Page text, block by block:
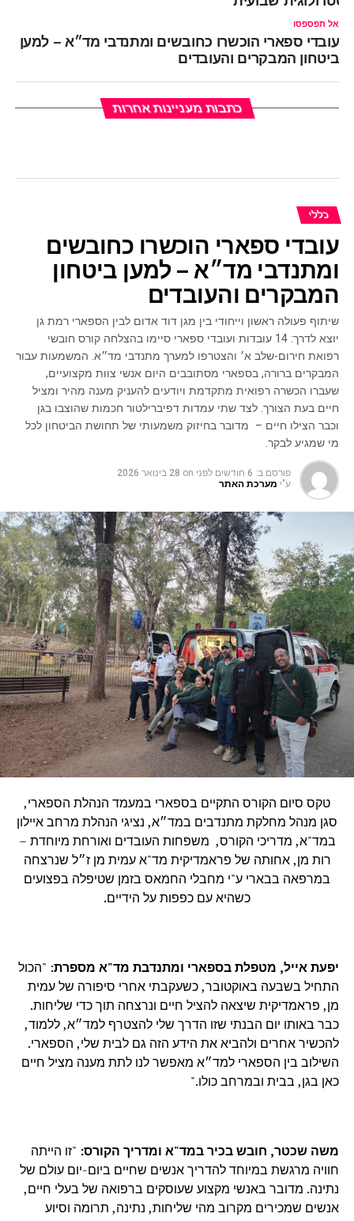
אל תפספסו
עובדי ספארי הוכשרו כחובשים ומתנדבי מד״א – למען
ביטחון המבקרים והעובדים
כתבות מעניינות אחרות
כללי
עובדי ספארי הוכשרו כחובשים
ומתנדבי מד״א – למען ביטחון
המבקרים והעובדים
שיתוף פעולה ראשון וייחודי בין מגן דוד אדום לבין הספארי רמת גן
יוצא לדרך: 14 עובדות ועובדי ספארי סיימו בהצלחה קורס חובשי
רפואת חירום-שלב א׳ והצטרפו למערך מתנדבי מד״א. המשמעות עבור
המבקרים ברורה, בספארי מסתובבים היום אנשי צוות מקצועיים,
שעברו הכשרה רפואית מתקדמת ויודעים להעניק מענה מהיר ומציל
חיים בעת הצורך. לצד שתי עמדות דפיברילטור חכמות שהוצבו בגן
וכבר הצילו חיים – מדובר בחיזוק משמעותי של תחושת הביטחון לכל
מי שמגיע לבקר.
פורסם ב: 6 חודשים לפני on 28 בינואר 2026
ע"י מערכת האתר
טקס סיום הקורס התקיים בספארי במעמד הנהלת הספארי,
סגן מנהל מחלקת מתנדבים במד״א, נציגי הנהלת מרחב איילון
במד"א, מדריכי הקורס, משפחות העובדים ואורחת מיוחדת –
רות מן, אחותה של פראמדיקית מד"א עמית מן ז״ל שנרצחה
במרפאה בבארי ע"י מחבלי החמאס בזמן שטיפלה בפצועים
כשהיא עם כפפות על הידיים.
יפעת אייל, מטפלת בספארי ומתנדבת מד"א מספרת: "הכול
התחיל בשבעה באוקטובר, כשעקבתי אחרי סיפורה של עמית
מן, פראמדיקית שיצאה להציל חיים ונרצחה תוך כדי שליחות.
כבר באותו יום הבנתי שזו הדרך שלי להצטרף למד״א, ללמוד,
להכשיר אחרים ולהביא את הידע הזה גם לבית שלי, הספארי.
השילוב בין הספארי למד״א מאפשר לנו לתת מענה מציל חיים
כאן בגן, בבית ובמרחב כולו."
משה שכטר, חובש בכיר במד"א ומדריך הקורס: "זו הייתה
חוויה מרגשת במיוחד להדריך אנשים שחיים ביום-יום עולם של
נתינה. מדובר באנשי מקצוע שעוסקים ברפואה של בעלי חיים,
אנשים שמכירים מקרוב מהי שליחות, נתינה, תרומה וסיוע